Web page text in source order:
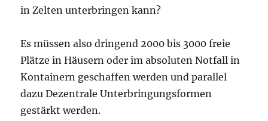
in Zelten unterbringen kann?
Es müssen also dringend 2000 bis 3000 freie
Plätze in Häusern oder im absoluten Notfall in
Kontainern geschaffen werden und parallel
dazu Dezentrale Unterbringungsformen
gestärkt werden.